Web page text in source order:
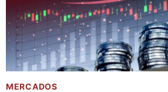
MERCADOS